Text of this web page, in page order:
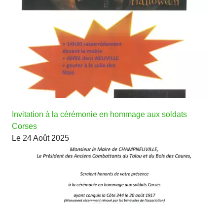
Invitation à la cérémonie en hommage aux soldats
Corses
Le 24 Août 2025